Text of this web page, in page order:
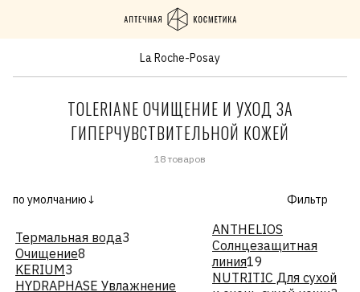
La Roche-Posay
TOLERIANE ОЧИЩЕНИЕ И УХОД ЗА
ГИПЕРЧУВСТВИТЕЛЬНОЙ КОЖЕЙ
18 товаров
по умолчанию↓ Фильтр
Термальная вода3
Очищение8
KERIUM3
HYDRAPHASE Увлажнение
ANTHELIOS
Солнцезащитная
линия19
NUTRITIC Для сухой